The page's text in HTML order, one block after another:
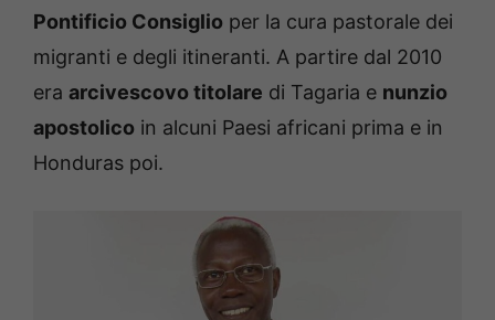
Pontificio Consiglio per la cura pastorale dei
migranti e degli itineranti. A partire dal 2010
era arcivescovo titolare di Tagaria e nunzio
apostolico in alcuni Paesi africani prima e in
Honduras poi.